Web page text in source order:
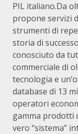
PIL italiano.Da
propone servizi
strumenti di
storia di
conosciuto da
commerciale di
tecnologia e
database di 13
operatori
gamma prodotti
vero “sistema”